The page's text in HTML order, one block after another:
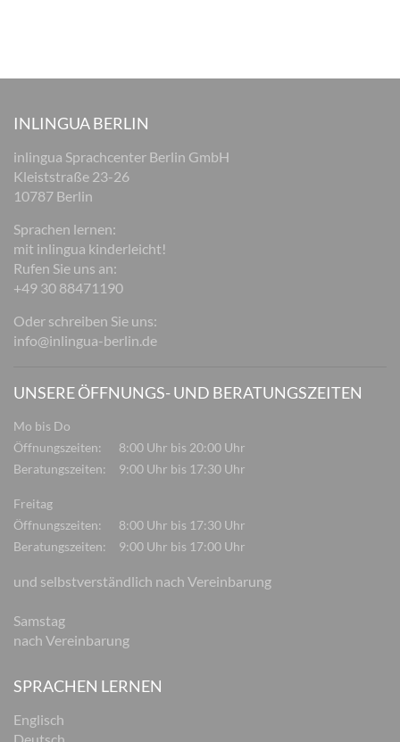
INLINGUA BERLIN
inlingua Sprachcenter Berlin GmbH
Kleiststraße 23-26
10787 Berlin
Sprachen lernen:
mit inlingua kinderleicht!
Rufen Sie uns an:
+49 30 88471190
Oder schreiben Sie uns:
info@inlingua-berlin.de
UNSERE ÖFFNUNGS- UND BERATUNGSZEITEN
Mo bis Do
Öffnungszeiten:
8:00 Uhr bis 20:00 Uhr
Beratungszeiten:
9:00 Uhr bis 17:30 Uhr
Freitag
Öffnungszeiten:
8:00 Uhr bis 17:30 Uhr
Beratungszeiten:
9:00 Uhr bis 17:00 Uhr
und selbstverständlich nach Vereinbarung
Samstag
nach Vereinbarung
SPRACHEN LERNEN
Englisch